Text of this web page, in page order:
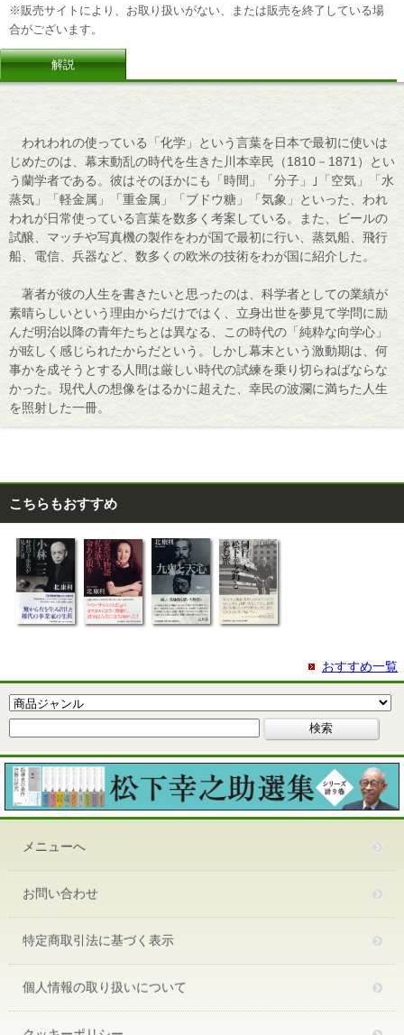
※販売サイトにより、お取り扱いがない、または販売を終了している場
合がございます。
解説
われわれの使っている「化学」という言葉を日本で最初に使いは
じめたのは、幕末動乱の時代を生きた川本幸民（1810－1871）とい
う蘭学者である。彼はそのほかにも「時間」「分子」｣「空気」「水
蒸気」「軽金属」「重金属」「ブドウ糖」「気象」といった、われ
われが日常使っている言葉を数多く考案している。また、ビールの
試醸、マッチや写真機の製作をわが国で最初に行い、蒸気船、飛行
船、電信、兵器など、数多くの欧米の技術をわが国に紹介した。
著者が彼の人生を書きたいと思ったのは、科学者としての業績が
素晴らしいという理由からだけではく、立身出世を夢見て学問に励
んだ明治以降の青年たちとは異なる、この時代の「純粋な向学心」
が眩しく感じられたからだという。しかし幕末という激動期は、何
事かを成そうとする人間は厳しい時代の試練を乗り切らねばならな
かった。現代人の想像をはるかに超えた、幸民の波瀾に満ちた人生
を照射した一冊。
こちらもおすすめ
おすすめ一覧
メニューへ
お問い合わせ
特定商取引法に基づく表示
個人情報の取り扱いについて